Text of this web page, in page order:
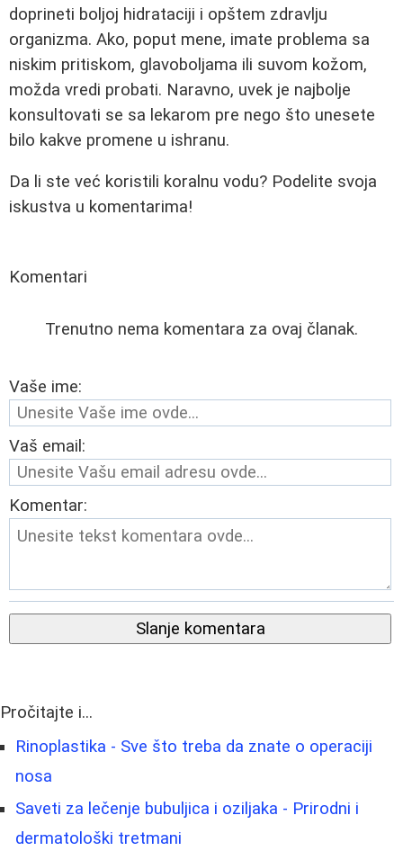
doprineti boljoj hidrataciji i opštem zdravlju
organizma. Ako, poput mene, imate problema sa
niskim pritiskom, glavoboljama ili suvom kožom,
možda vredi probati. Naravno, uvek je najbolje
konsultovati se sa lekarom pre nego što unesete
bilo kakve promene u ishranu.
Da li ste već koristili koralnu vodu? Podelite svoja
iskustva u komentarima!
Komentari
Trenutno nema komentara za ovaj članak.
Vaše ime:
Vaš email:
Komentar:
Slanje komentara
Pročitajte i...
Rinoplastika - Sve što treba da znate o operaciji
nosa
Saveti za lečenje bubuljica i oziljaka - Prirodni i
dermatološki tretmani